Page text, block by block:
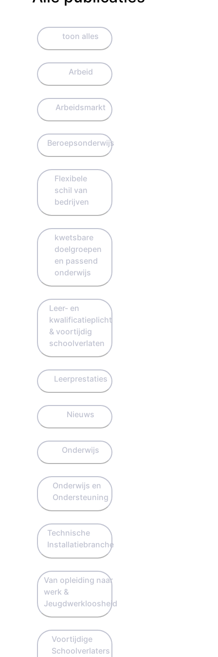
toon alles
Arbeid
Arbeidsmarkt
Beroepsonderwijs
Flexibele
schil van
bedrijven
kwetsbare
doelgroepen
en passend
onderwijs
Leer- en
kwalificatieplicht
& voortijdig
schoolverlaten
Leerprestaties
Nieuws
Onderwijs
Onderwijs en
Ondersteuning
Technische
Installatiebranche
Van opleiding naar
werk &
Jeugdwerkloosheid
Voortijdige
Schoolverlaters